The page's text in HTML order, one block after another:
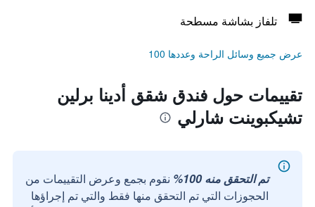
تلفاز بشاشة مسطحة
عرض جميع وسائل الراحة وعددها 100
تقييمات حول فندق شقق أدينا برلين
تشيكبوينت شارلي
تم التحقق منه 100%
نقوم بجمع وعرض التقييمات من
الحجوزات التي تم التحقق منها فقط والتي تم إجراؤها